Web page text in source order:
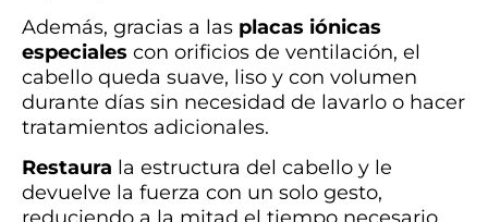
Además, gracias a las placas iónicas
especiales con orificios de ventilación, el
cabello queda suave, liso y con volumen
durante días sin necesidad de lavarlo o hacer
tratamientos adicionales.
Restaura la estructura del cabello y le
devuelve la fuerza con un solo gesto,